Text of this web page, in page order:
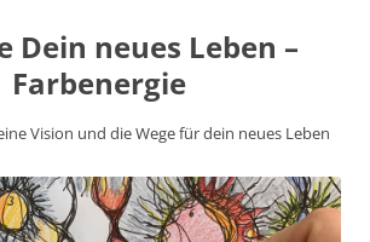
Dein neues Leben –
Farbenergie
Vision und die Wege für dein neues Leben